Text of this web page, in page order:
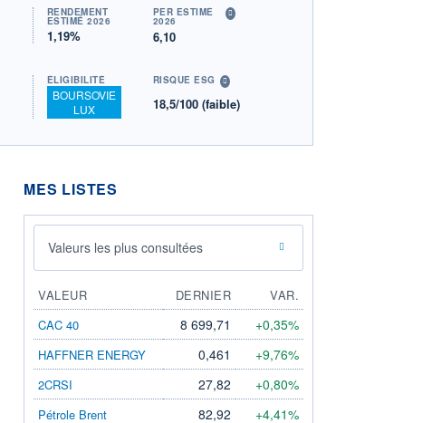
RENDEMENT
ESTIMÉ 2026
1,19%
PER ESTIMÉ
2026
6,10
ÉLIGIBILITÉ
BOURSOVIE
LUX
RISQUE ESG
18,5/100 (faible)
MES LISTES
Valeurs les plus consultées
VALEUR DERNIER
VAR.
CAC 40
8 699,71 +0,35%
HAFFNER ENERGY 0,461 +9,76%
2CRSI 27,82 +0,80%
Pétrole Brent 82,92 +4,41%